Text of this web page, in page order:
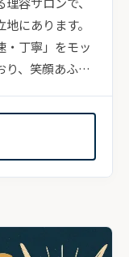
にあります。
・丁寧」をモッ
り、笑顔あふれ